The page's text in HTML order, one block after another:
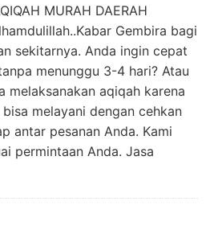
MURAH DAERAH
Gembira bagi
sekitarnya. Anda ingin cepat
menunggu 3-4 hari? Atau
melaksanakan aqiqah karena
melayani dengan cehkan
antar pesanan Anda. Kami
permintaan Anda. Jasa